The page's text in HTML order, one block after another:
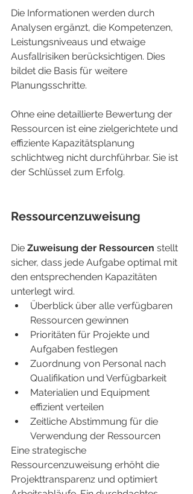
Die Informationen werden durch
Analysen ergänzt, die Kompetenzen,
Leistungsniveaus und etwaige
Ausfallrisiken berücksichtigen. Dies
bildet die Basis für weitere
Planungsschritte.
Ohne eine detaillierte Bewertung der
Ressourcen ist eine zielgerichtete und
effiziente Kapazitätsplanung
schlichtweg nicht durchführbar. Sie ist
der Schlüssel zum Erfolg.
Ressourcenzuweisung
Die Zuweisung der Ressourcen stellt
sicher, dass jede Aufgabe optimal mit
den entsprechenden Kapazitäten
unterlegt wird.
Überblick über alle verfügbaren
Ressourcen gewinnen
Prioritäten für Projekte und
Aufgaben festlegen
Zuordnung von Personal nach
Qualifikation und Verfügbarkeit
Materialien und Equipment
effizient verteilen
Zeitliche Abstimmung für die
Verwendung der Ressourcen
Eine strategische
Ressourcenzuweisung erhöht die
Projekttransparenz und optimiert